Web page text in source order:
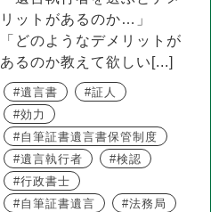
リットがあるのか…」
「どのようなデメリットが
あるのか教えて欲しい[...]
遺言書
証人
効力
自筆証書遺言書保管制度
遺言執行者
検認
行政書士
自筆証書遺言
法務局